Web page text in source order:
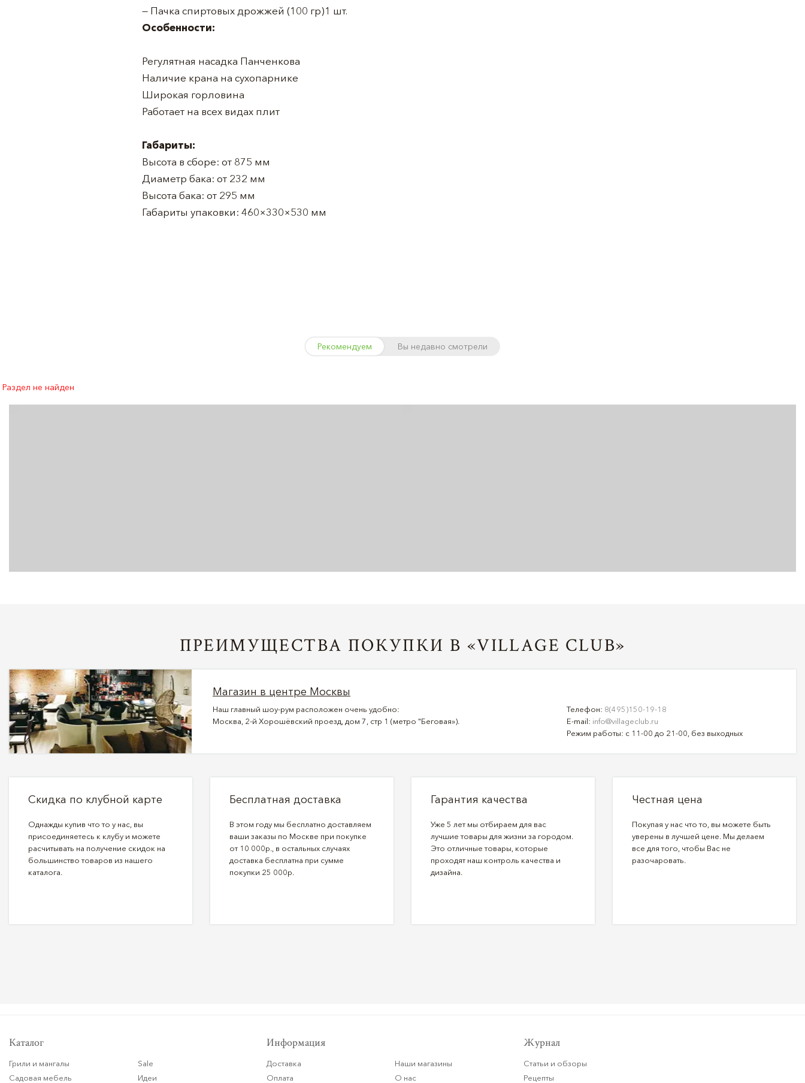
— Пачка спиртовых дрожжей (100 гр)1 шт.
Особенности:
Регулятная насадка Панченкова
Наличие крана на сухопарнике
Широкая горловина
Работает на всех видах плит
Габариты:
Высота в сборе: от 875 мм
Диаметр бака: от 232 мм
Высота бака: от 295 мм
Габариты упаковки: 460×330×530 мм
Рекомендуем Вы недавно смотрели
Раздел не найден
ПРЕИМУЩЕСТВА ПОКУПКИ В «VILLAGE CLUB»
Магазин в центре Москвы
Наш главный шоу-рум расположен очень удобно:
Москва, 2-й Хорошёвский проезд, дом 7, стр 1 (метро "Беговая»).
Телефон: 8(495)150-19-18
E-mail: info@villageclub.ru
Режим работы: с 11-00 до 21-00, без выходных
Скидка по клубной карте
Однажды купив что то у нас, вы
присоединяетесь к клубу и можете
расчитывать на получение скидок на
большинство товаров из нашего
каталога.
Бесплатная доставка
В этом году мы бесплатно доставляем
ваши заказы по Москве при покупке
от 10 000р., в остальных случаях
доставка бесплатна при сумме
покупки 25 000р.
Гарантия качества
Уже 5 лет мы отбираем для вас
лучшие товары для жизни за городом.
Это отличные товары, которые
проходят наш контроль качества и
дизайна.
Честная цена
Покупая у нас что то, вы можете быть
уверены в лучшей цене. Мы делаем
все для того, чтобы Вас не
разочаровать.
Каталог
Грили и мангалы
Садовая мебель
Sale
Идеи
Информация
Доставка
Оплата
Наши магазины
О нас
Журнал
Статьи и обзоры
Рецепты